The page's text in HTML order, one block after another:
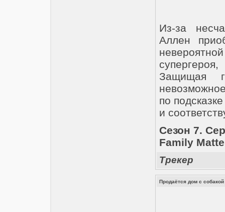
Из-за
Аллен
Защищая
по
и
Сезон 7.
Family
Трекер
Продаётся дом с собакой